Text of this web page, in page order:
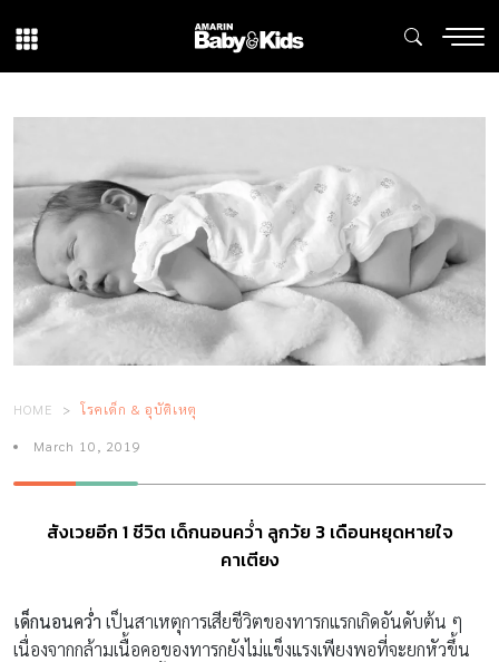
HOME โรคเด็ก & อุบัติเหตุ
March 10, 2019
สังเวยอีก 1 ชีวิต เด็กนอนคว่ำ ลูกวัย 3 เดือนหยุดหายใจ
คาเตียง
เด็กนอนคว่ำ เป็นสาเหตุการเสียชีวิตของทารกแรกเกิดอันดับต้น ๆ
เนื่องจากกล้ามเนื้อคอของทารกยังไม่แข็งแรงเพียงพอที่จะยกหัวขึ้น